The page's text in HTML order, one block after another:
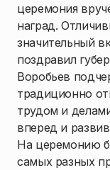
церемония
наград.
значительный
поздравил
Воробьев
традиционно
трудом и
вперед и
На церемонию
самых разных